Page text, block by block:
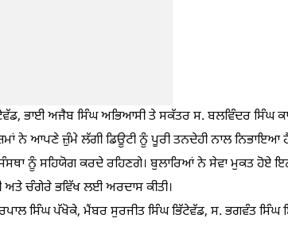
ਭਾਈ ਅਜੈਬ ਸਿੰਘ ਅਭਿਆਸੀ ਤੇ ਸਕੱਤਰ ਸ. ਬਲਵਿੰਦਰ ਸਿੰਘ
ਨੇ ਆਪਣੇ ਜ਼ੁੰਮੇ ਲੱਗੀ ਡਿਊਟੀ ਨੂੰ ਪੂਰੀ ਤਨਦੇਹੀ ਨਾਲ
ਸੰਸਥਾ ਨੂੰ ਸਹਿਯੋਗ ਕਰਦੇ ਰਹਿਣਗੇ। ਬੁਲਾਰਿਆਂ ਨੇ ਸੇਵਾ ਮੁਕਤ ਹੋਏ
ਅਤੇ ਚੰਗੇਰੇ ਭਵਿੱਖ ਲਈ ਅਰਦਾਸ ਕੀਤੀ।
ਸਿੰਘ ਪੱਖੋਕੇ, ਮੈਂਬਰ ਸੁਰਜੀਤ ਸਿੰਘ ਭਿੱਟੇਵੱਡ, ਸ. ਭਗਵੰਤ ਸਿੰਘ